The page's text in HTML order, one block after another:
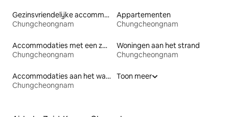
Gezinsvriendelijke accommodaties
Chungcheongnam
Appartementen
Chungcheongnam
Accommodaties met een zwembad
Chungcheongnam
Woningen aan het strand
Chungcheongnam
Accommodaties aan het water
Chungcheongnam
Toon meer